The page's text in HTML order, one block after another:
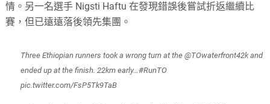
情。另一名選手 Nigsti Haftu 在發現錯誤後嘗試折返繼續比
賽，但已遠遠落後領先集團。
Three Ethiopian runners took a wrong turn at the@TOwaterfront42kand
ended up at the finish. 22km early…#RunTO
pic.twitter.com/FsP5Tk9TaB